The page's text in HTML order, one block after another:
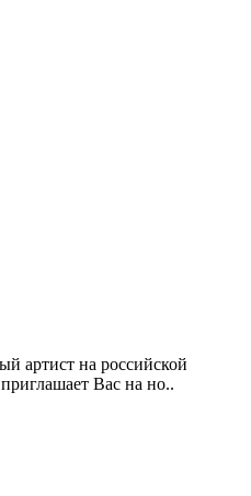
артист на российской
Вас на но..